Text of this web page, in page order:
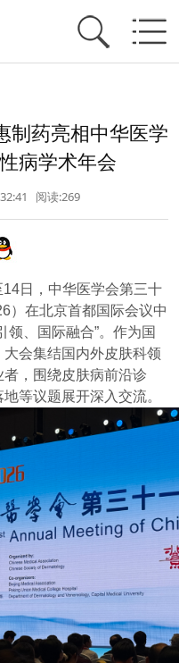
制药亮相中华医学
病学术年会
阅读:269
日，中华医学会第三十
）在北京首都国际会议中
领、国际融合”。作为国
会集结国内外皮肤科领
，围绕皮肤病前沿诊
等议题展开深入交流。